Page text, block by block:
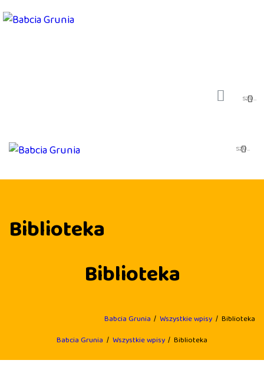
Biblioteka
Biblioteka
Babcia Grunia Wszystkie wpisy
Biblioteka
Babcia Grunia
Wszystkie wpisy Biblioteka
PIOSENKI
BLOG